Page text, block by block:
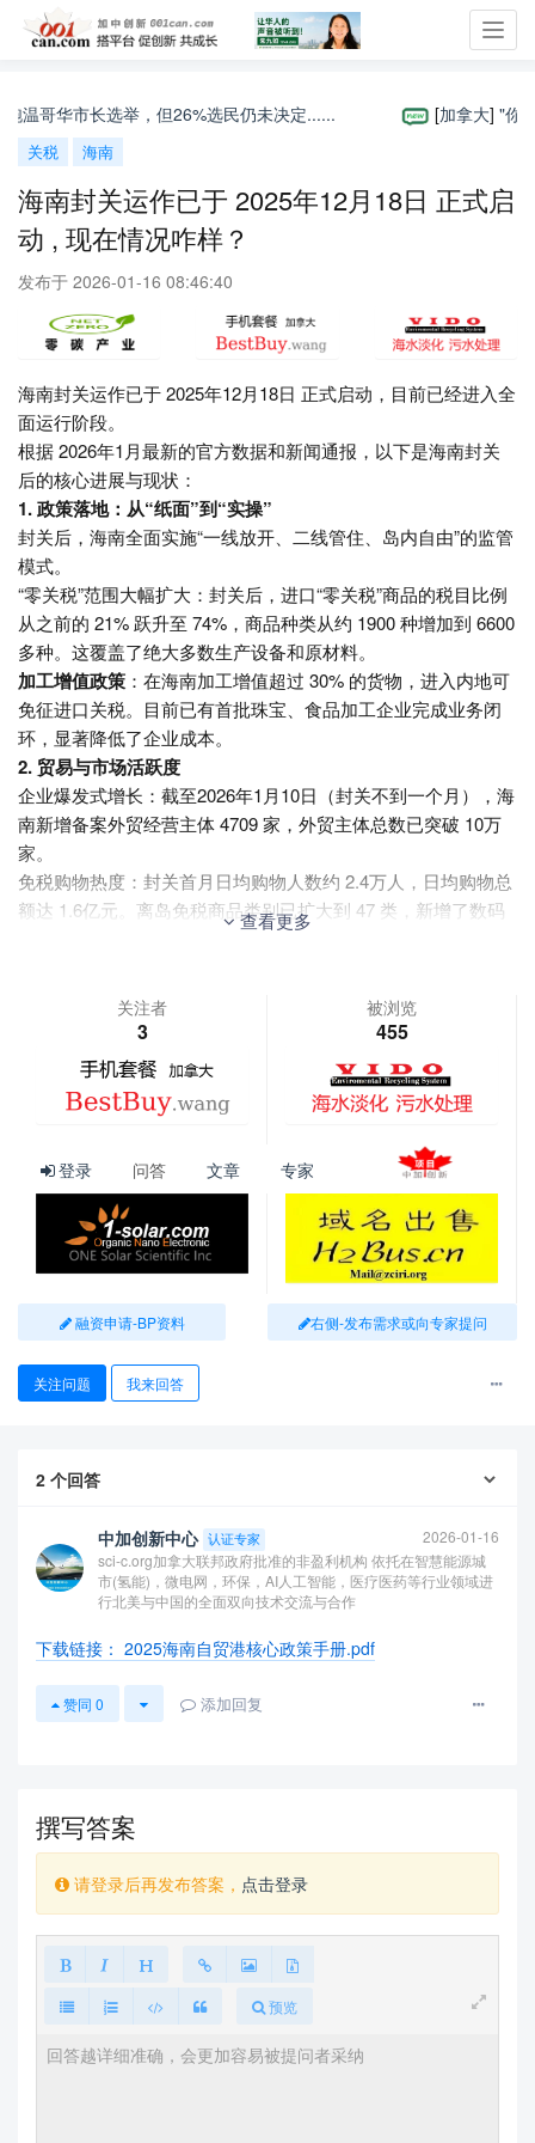
哥华市长选举，但26%选民仍未决定...... [加拿大] "你准
关税 海南
海南封关运作已于 2025年12月18日 正式启
动 , 现在情况咋样？
发布于 2026-01-16 08:46:40
海南封关运作已于 2025年12月18日 正式启动，目前已经进入全
面运行阶段。
根据 2026年1月最新的官方数据和新闻通报，以下是海南封关
后的核心进展与现状：
1. 政策落地：从“纸面”到“实操”
封关后，海南全面实施“一线放开、二线管住、岛内自由”的监管
模式。
“零关税”范围大幅扩大：封关后，进口“零关税”商品的税目比例
从之前的 21% 跃升至 74%，商品种类从约 1900 种增加到 6600
多种。这覆盖了绝大多数生产设备和原材料。
加工增值政策 ：在海南加工增值超过 30% 的货物，进入内地可
免征进口关税。目前已有首批珠宝、食品加工企业完成业务闭
环，显著降低了企业成本。
2. 贸易与市场活跃度
企业爆发式增长：截至2026年1月10日（封关不到一个月），海
南新增备案外贸经营主体 4709 家，外贸主体总数已突破 10万
家。
免税购物热度：封关首月日均购物人数约 2.4万人，日均购物总
额达 1.6亿元。离岛免税商品类别已扩大到 47 类，新增了数码
摄影器材、微型无人机等电子产品。
境资金调拨更加便捷，截至封关初期业务量已超 2000 亿元。
3. 普通人感受到的变化
下方面：
出行无碍：内地往返海南依然使用身份证，不需要办理额外证
消费利好：对于岛外游客，离岛免税额度维持在 10万元/年；对
于岛内居民，未来将能购买到更多种类的“零关税”进口日用品。
免签便利：目前已对 86个国家 实施入境免签，国际人才往来更
加频繁。
查看更多
关注者
3
被浏览
455
登录 问答 文章 专家
融资申请-BP资料 右侧-发布需求或向专家提问
关注问题 我来回答
2 个回答
中加创新中心 认证专家
2026-01-16
sci-c.org加拿大联邦政府批准的非盈利机构 依托在智慧能源城
市(氢能)，微电网，环保，AI人工智能，医疗医药等行业领域进
行北美与中国的全面双向技术交流与合作
下载链接： 2025海南自贸港核心政策手册.pdf
赞同 0 添加回复
撰写答案
请登录后再发布答案， 点击登录
预览